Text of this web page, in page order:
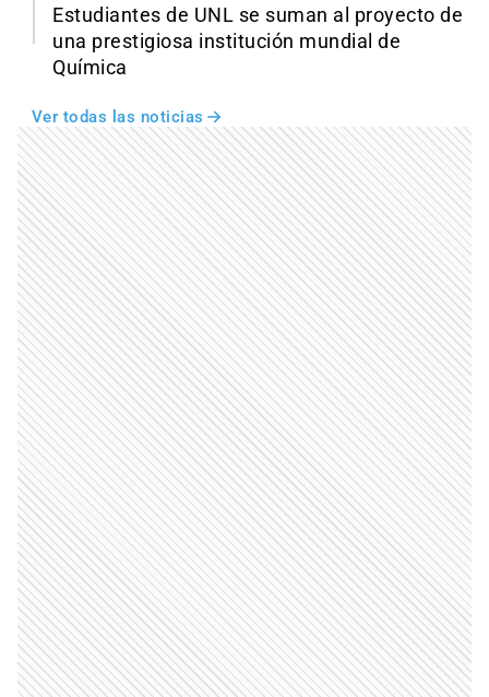
Estudiantes de UNL se suman al proyecto de
una prestigiosa institución mundial de
Química
Ver todas las noticias